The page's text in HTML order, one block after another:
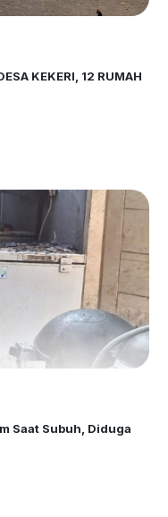
KEKERI, 12 RUMAH
Saat Subuh, Diduga